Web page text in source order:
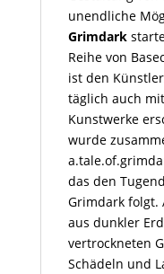
unendliche
Grimdark
Reihe von
ist den
täglich auch
Kunstwerke
wurde
das den
Grimdark folgt.
aus dunkler
vertrockneten
Schädeln und